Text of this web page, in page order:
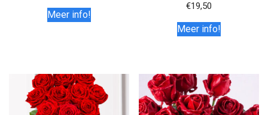
Meer info!
€19,50
Meer info!